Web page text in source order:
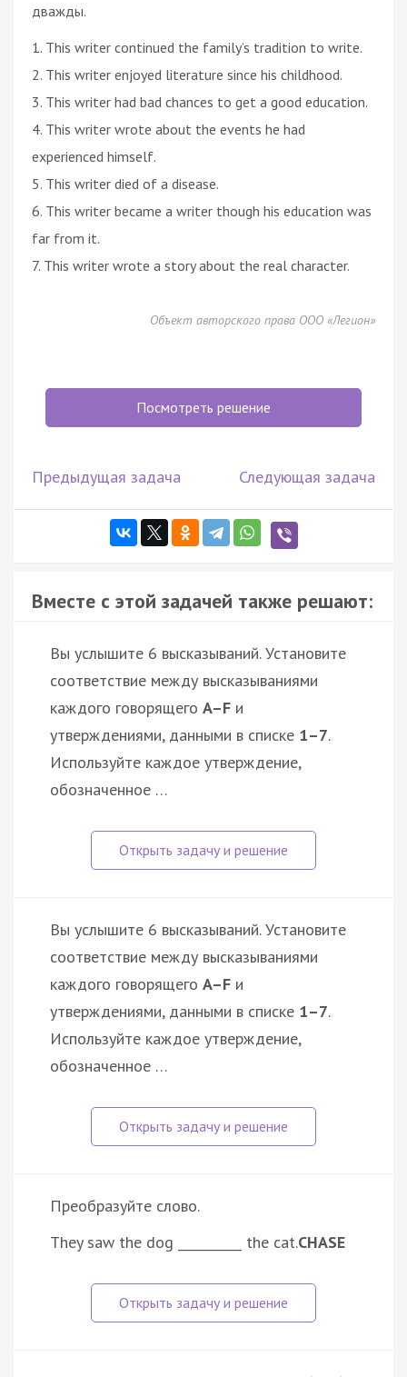
дважды.
1. This writer continued the family’s tradition to write.
2. This writer enjoyed literature since his childhood.
3. This writer had bad chances to get a good education.
4. This writer wrote about the events he had
experienced himself.
5. This writer died of a disease.
6. This writer became a writer though his education was
far from it.
7. This writer wrote a story about the real character.
Объект авторского права ООО «Легион»
Посмотреть решение
Предыдущая задача Следующая задача
Вместе с этой задачей также решают:
Вы услышите 6 высказываний. Установите
соответствие между высказываниями
каждого говорящего A–F и
утверждениями, данными в списке 1–7.
Используйте каждое утверждение,
обозначенное …
Вы услышите 6 высказываний. Установите
соответствие между высказываниями
каждого говорящего A–F и
утверждениями, данными в списке 1–7.
Используйте каждое утверждение,
обозначенное …
Преобразуйте слово.
They saw the dog __________ the cat.CHASE